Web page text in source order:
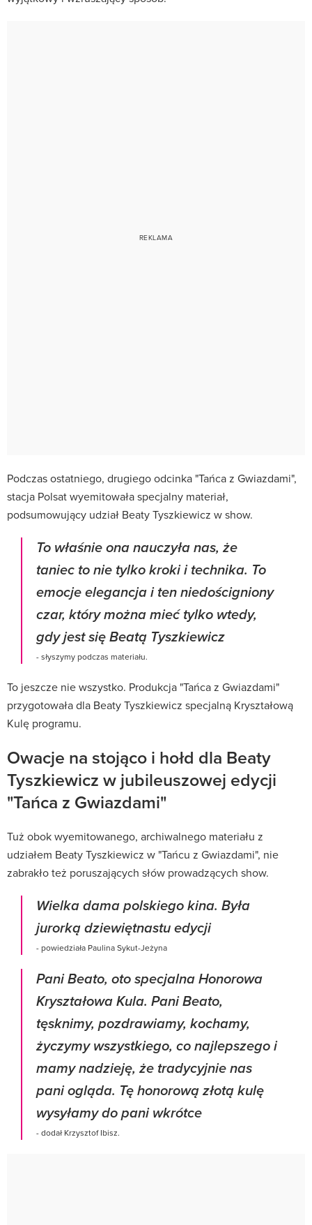
Podczas ostatniego, drugiego odcinka "Tańca z Gwiazdami",
stacja Polsat wyemitowała specjalny materiał,
podsumowujący udział Beaty Tyszkiewicz w show.
To właśnie ona nauczyła nas, że
taniec to nie tylko kroki i technika. To
emocje elegancja i ten niedościgniony
czar, który można mieć tylko wtedy,
gdy jest się Beatą Tyszkiewicz
- słyszymy podczas materiału.
To jeszcze nie wszystko. Produkcja "Tańca z Gwiazdami"
przygotowała dla Beaty Tyszkiewicz specjalną Kryształową
Kulę programu.
Owacje na stojąco i hołd dla Beaty
Tyszkiewicz w jubileuszowej edycji
"Tańca z Gwiazdami"
Tuż obok wyemitowanego, archiwalnego materiału z
udziałem Beaty Tyszkiewicz w "Tańcu z Gwiazdami", nie
zabrakło też poruszających słów prowadzących show.
Wielka dama polskiego kina. Była
jurorką dziewiętnastu edycji
- powiedziała Paulina Sykut-Jeżyna
Pani Beato, oto specjalna Honorowa
Kryształowa Kula. Pani Beato,
tęsknimy, pozdrawiamy, kochamy,
życzymy wszystkiego, co najlepszego i
mamy nadzieję, że tradycyjnie nas
pani ogląda. Tę honorową złotą kulę
wysyłamy do pani wkrótce
- dodał Krzysztof Ibisz.